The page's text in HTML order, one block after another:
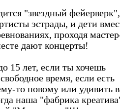
"звездный фейерверк",
эстрады, и дети
проходя
дают концерты!
15 лет, если ты хочешь
время, если есть
то новому или удивить
наша "фабрика